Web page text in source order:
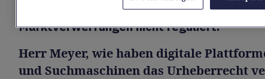
Eigentum betont, dass das Urheberrecht
Marktverwerfungen nicht reguliert.
Herr Meyer, wie haben digitale
und Suchmaschinen das Urheberrecht